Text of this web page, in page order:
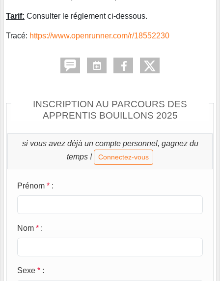
Tarif: Consulter le réglement ci-dessous.
Tracé: https://www.openrunner.com/r/18552230
INSCRIPTION AU PARCOURS DES
APPRENTIS BOUILLONS 2025
si vous avez déjà un compte personnel, gagnez du
temps !
Connectez-vous
Prénom * :
Nom * :
Sexe * :